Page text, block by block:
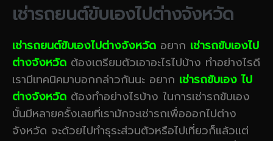
เช่ารถยนต์ขับเองไปต่างจังหวัด
เช่ารถยนต์ขับเองไปต่างจังหวัด อยาก เช่ารถขับเองไป
ต่างจังหวัด ต้องเตรียมตัวเอาอะไรไปบ้าง ทำอย่างไรดี
เรามีเทคนิคมาบอกกล่าวกันนะ อยาก เช่ารถขับเอง ไป
ต่างจังหวัด ต้องทำอย่างไรบ้าง ในการเช่ารถขับเอง
นั้นมีหลายครั้งเลยที่เรามักจะเช่ารถเพื่อออกไปต่าง
จังหวัด จะด้วยไปทำธุระส่วนตัวหรือไปเที่ยวก็แล้วแต่